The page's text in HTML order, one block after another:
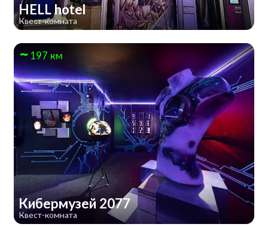
HELL hotel
Квест-комната
197 км
Кибермузей 2077
Квест-комната